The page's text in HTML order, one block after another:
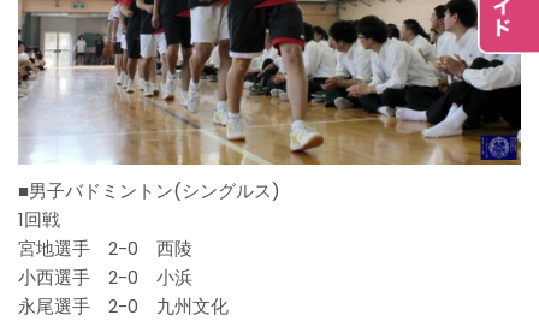
■男子バドミントン(シングルス)
1回戦
宮地選手 2-0 西陵
小西選手 2-0 小浜
永尾選手 2-0 九州文化